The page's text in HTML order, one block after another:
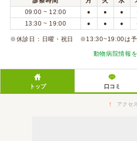
口コミ投稿
09:00 ~ 12:00
● ● ●
13:30 ~ 19:00 ● ● ●
※休診日：日曜・祝日 ※13:30~19:00は予
動物病院情報
トップ 口コミ
↑ アクセ